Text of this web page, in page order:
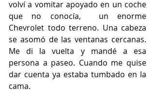
volví a vomitar apoyado en un coche
que no conocía,  un enorme
Chevrolet todo terreno. Una cabeza
se asomó de las ventanas cercanas.
Me di la vuelta y mandé a esa
persona a paseo. Cuando me quise
dar cuenta ya estaba tumbado en la
cama.